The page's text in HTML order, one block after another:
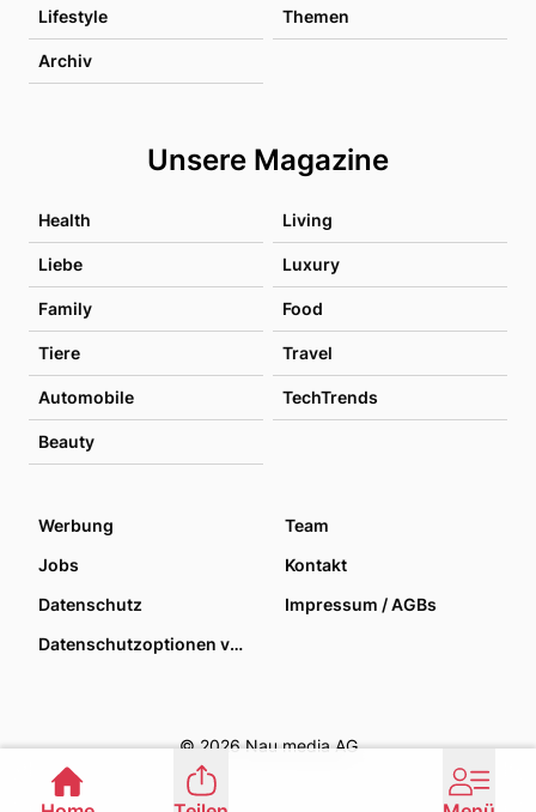
Lifestyle Themen
Archiv
Unsere Magazine
Health Living
Liebe Luxury
Family Food
Tiere Travel
Automobile TechTrends
Beauty
Werbung
Team
Jobs
Kontakt
Datenschutz
Impressum / AGBs
Datenschutzoptionen verwalten
© 2026 Nau media AG